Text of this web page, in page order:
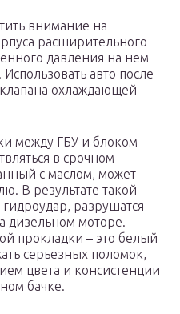
внимание на
расширительного
давления на нем
авто после
охлаждающей
между ГБУ и блоком
в срочном
с маслом, может
В результате такой
разрушатся
дизельном моторе.
прокладки – это белый
серьезных поломок,
цвета и консистенции
бачке.